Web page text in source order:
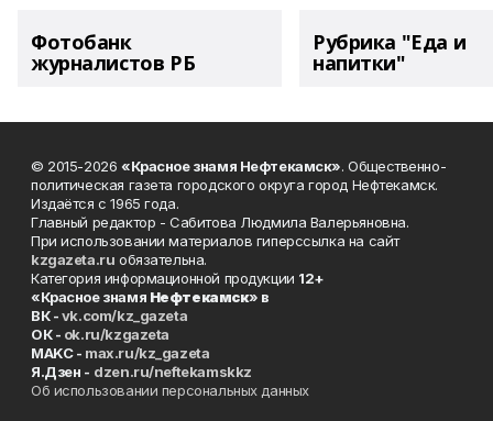
Фотобанк
журналистов РБ
Рубрика "Еда и
напитки"
© 2015-2026 «Красное знамя Нефтекамск». Общественно-
политическая газета городского округа город Нефтекамск.
Издаётся с 1965 года.
Главный редактор - Сабитова Людмила Валерьяновна.
При использовании материалов гиперссылка на сайт
kzgazeta.ru обязательна.
Категория информационной продукции 12+
«Красное знамя Нефтекамск» в
ВК -vk.com/kz_gazeta
ОК - ok.ru/kzgazeta
MAKC - max.ru/kz_gazeta
Я.Дзен - dzen.ru/neftekamskkz
Об использовании персональных данных